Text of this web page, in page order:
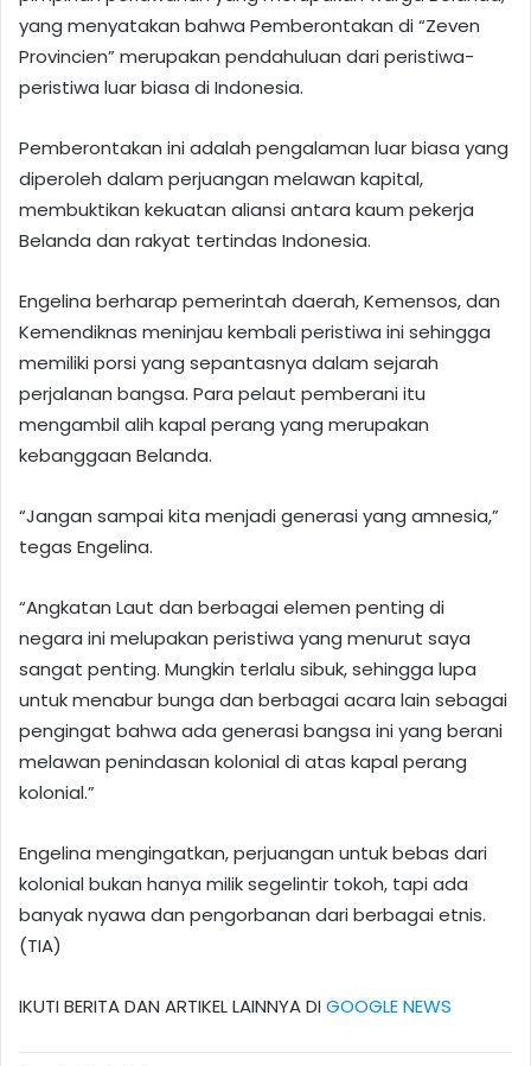
yang menyatakan bahwa Pemberontakan di “Zeven
Provincien” merupakan pendahuluan dari peristiwa-
peristiwa luar biasa di Indonesia.
Pemberontakan ini adalah pengalaman luar biasa yang
diperoleh dalam perjuangan melawan kapital,
membuktikan kekuatan aliansi antara kaum pekerja
Belanda dan rakyat tertindas Indonesia.
Engelina berharap pemerintah daerah, Kemensos, dan
Kemendiknas meninjau kembali peristiwa ini sehingga
memiliki porsi yang sepantasnya dalam sejarah
perjalanan bangsa. Para pelaut pemberani itu
mengambil alih kapal perang yang merupakan
kebanggaan Belanda.
“Jangan sampai kita menjadi generasi yang amnesia,”
tegas Engelina.
“Angkatan Laut dan berbagai elemen penting di
negara ini melupakan peristiwa yang menurut saya
sangat penting. Mungkin terlalu sibuk, sehingga lupa
untuk menabur bunga dan berbagai acara lain sebagai
pengingat bahwa ada generasi bangsa ini yang berani
melawan penindasan kolonial di atas kapal perang
kolonial.”
Engelina mengingatkan, perjuangan untuk bebas dari
kolonial bukan hanya milik segelintir tokoh, tapi ada
banyak nyawa dan pengorbanan dari berbagai etnis.
(TIA)
IKUTI BERITA DAN ARTIKEL LAINNYA DIGOOGLE NEWS